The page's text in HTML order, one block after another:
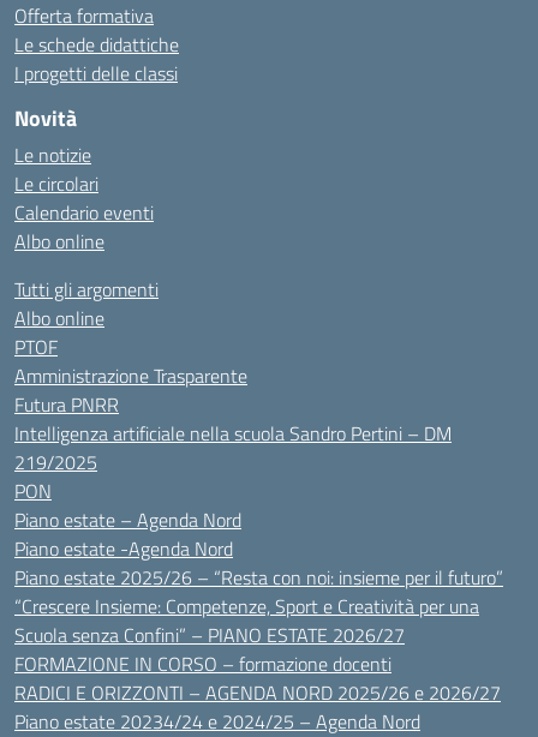
Offerta formativa
Le schede didattiche
I progetti delle classi
Novità
Le notizie
Le circolari
Calendario eventi
Albo online
Tutti gli argomenti
Albo online
PTOF
Amministrazione Trasparente
Futura PNRR
Intelligenza artificiale nella scuola Sandro Pertini – DM
219/2025
PON
Piano estate – Agenda Nord
Piano estate -Agenda Nord
Piano estate 2025/26 – “Resta con noi: insieme per il futuro”
“Crescere Insieme: Competenze, Sport e Creatività per una
Scuola senza Confini” – PIANO ESTATE 2026/27
FORMAZIONE IN CORSO – formazione docenti
RADICI E ORIZZONTI – AGENDA NORD 2025/26 e 2026/27
Piano estate 20234/24 e 2024/25 – Agenda Nord